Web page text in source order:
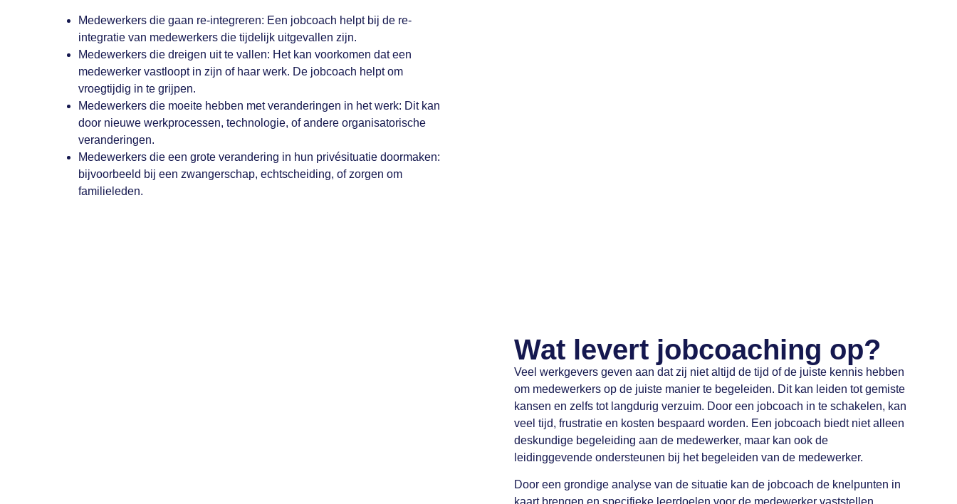
Medewerkers die gaan re-integreren: Een jobcoach helpt bij de re-
integratie van medewerkers die tijdelijk uitgevallen zijn.
Medewerkers die dreigen uit te vallen: Het kan voorkomen dat een
medewerker vastloopt in zijn of haar werk. De jobcoach helpt om
vroegtijdig in te grijpen.
Medewerkers die moeite hebben met veranderingen in het werk: Dit kan
door nieuwe werkprocessen, technologie, of andere organisatorische
veranderingen.
Medewerkers die een grote verandering in hun privésituatie doormaken:
bijvoorbeeld bij een zwangerschap, echtscheiding, of zorgen om
familieleden.
Wat levert jobcoaching op?
Veel werkgevers geven aan dat zij niet altijd de tijd of de juiste kennis hebben
om medewerkers op de juiste manier te begeleiden. Dit kan leiden tot gemiste
kansen en zelfs tot langdurig verzuim. Door een jobcoach in te schakelen, kan
veel tijd, frustratie en kosten bespaard worden. Een jobcoach biedt niet alleen
deskundige begeleiding aan de medewerker, maar kan ook de
leidinggevende ondersteunen bij het begeleiden van de medewerker.
Door een grondige analyse van de situatie kan de jobcoach de knelpunten in
kaart brengen en specifieke leerdoelen voor de medewerker vaststellen.